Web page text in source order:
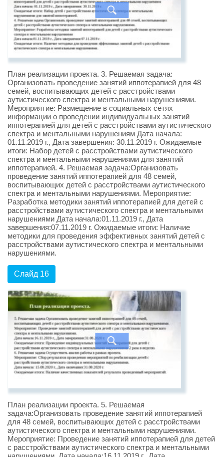
План реализации проекта. 3. Решаемая задача:
Организовать проведение занятий иппотерапией для 48
семей, воспитывающих детей с расстройствами
аутистического спектра и ментальными нарушениями.
Мероприятие: Размещение в социальных сетях
информации о проведении индивидуальных занятий
иппотерапией для детей с расстройствами аутистического
спектра и ментальными нарушениям Дата начала:
01.11.2019 г., Дата завершения: 30.11.2019 г. Ожидаемые
итоги: Набор детей с расстройствами аутистического
спектра и ментальными нарушениями для занятий
иппотерапией. 4. Решаемая задача:Организовать
проведение занятий иппотерапией для 48 семей,
воспитывающих детей с расстройствами аутистического
спектра и ментальными нарушениями. Мероприятие:
Разработка методики занятий иппотерапией для детей с
расстройствами аутистического спектра и ментальными
нарушениями Дата начала:01.11.2019 г., Дата
завершения:07.11.2019 г. Ожидаемые итоги: Наличие
методики для проведения эффективных занятий детей с
расстройствами аутистического спектра и ментальными
нарушениями.
Слайд 16
План реализации проекта. 5. Решаемая
задача:Организовать проведение занятий иппотерапией
для 48 семей, воспитывающих детей с расстройствами
аутистического спектра и ментальными нарушениями.
Мероприятие: Проведение занятий иппотерапией для детей
с расстройствами аутистического спектра и ментальными